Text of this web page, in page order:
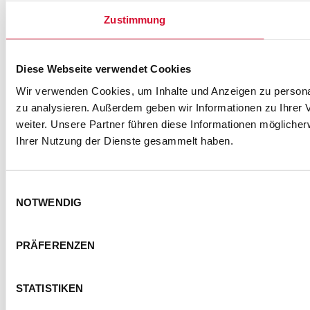
Zustimmung
Diese Webseite verwendet Cookies
Wir verwenden Cookies, um Inhalte und Anzeigen zu
zu analysieren. Außerdem geben wir Informationen zu Ihrer
weiter. Unsere Partner führen diese Informationen
Ihrer Nutzung der Dienste gesammelt haben.
NOTWENDIG
PRÄFERENZEN
STATISTIKEN
ZUR ANMELDUNG
SEMMEL @ SOCIAL MEDIA
KONTAKTIMPRESSUM
NUTZUNGSBEDINGUNGEN